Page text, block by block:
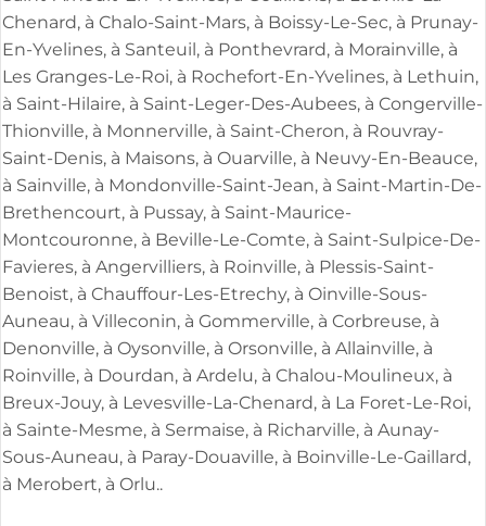
Chenard, à Chalo-Saint-Mars, à Boissy-Le-Sec, à Prunay-
En-Yvelines, à Santeuil, à Ponthevrard, à Morainville, à
Les Granges-Le-Roi, à Rochefort-En-Yvelines, à Lethuin,
à Saint-Hilaire, à Saint-Leger-Des-Aubees, à Congerville-
Thionville, à Monnerville, à Saint-Cheron, à Rouvray-
Saint-Denis, à Maisons, à Ouarville, à Neuvy-En-Beauce,
à Sainville, à Mondonville-Saint-Jean, à Saint-Martin-De-
Brethencourt, à Pussay, à Saint-Maurice-
Montcouronne, à Beville-Le-Comte, à Saint-Sulpice-De-
Favieres, à Angervilliers, à Roinville, à Plessis-Saint-
Benoist, à Chauffour-Les-Etrechy, à Oinville-Sous-
Auneau, à Villeconin, à Gommerville, à Corbreuse, à
Denonville, à Oysonville, à Orsonville, à Allainville, à
Roinville, à Dourdan, à Ardelu, à Chalou-Moulineux, à
Breux-Jouy, à Levesville-La-Chenard, à La Foret-Le-Roi,
à Sainte-Mesme, à Sermaise, à Richarville, à Aunay-
Sous-Auneau, à Paray-Douaville, à Boinville-Le-Gaillard,
à Merobert, à Orlu..